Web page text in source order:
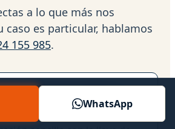
a lo que más nos
caso es particular, hablamos
155 985.
yo presión a la caldera si
WhatsApp